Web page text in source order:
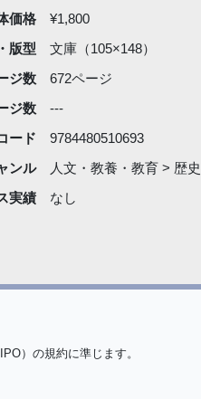
価格
¥1,800
版型
文庫（105×148）
ジ数
672ページ
ジ数
---
ード
9784480510693
ンル
人文・教養・教育 > 歴
実績 なし
）の規約に準じます。